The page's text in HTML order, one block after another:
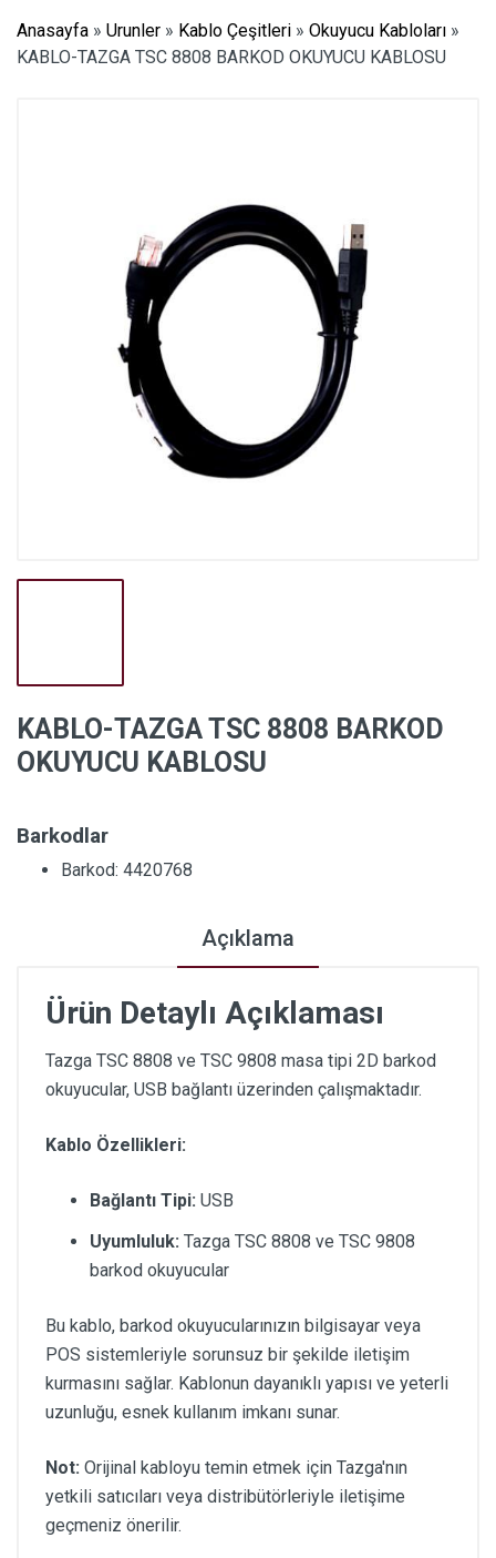
Anasayfa » Urunler » Kablo Çeşitleri » Okuyucu Kabloları »
KABLO-TAZGA TSC 8808 BARKOD OKUYUCU KABLOSU
KABLO-TAZGA TSC 8808 BARKOD
OKUYUCU KABLOSU
Barkodlar
Barkod: 4420768
Açıklama
Ürün Detaylı Açıklaması
Tazga TSC 8808 ve TSC 9808 masa tipi 2D barkod
okuyucular, USB bağlantı üzerinden çalışmaktadır.
Kablo Özellikleri:
Bağlantı Tipi: USB
Uyumluluk: Tazga TSC 8808 ve TSC 9808
barkod okuyucular
Bu kablo, barkod okuyucularınızın bilgisayar veya
POS sistemleriyle sorunsuz bir şekilde iletişim
kurmasını sağlar. Kablonun dayanıklı yapısı ve yeterli
uzunluğu, esnek kullanım imkanı sunar.
Not: Orijinal kabloyu temin etmek için Tazga'nın
yetkili satıcıları veya distribütörleriyle iletişime
geçmeniz önerilir.